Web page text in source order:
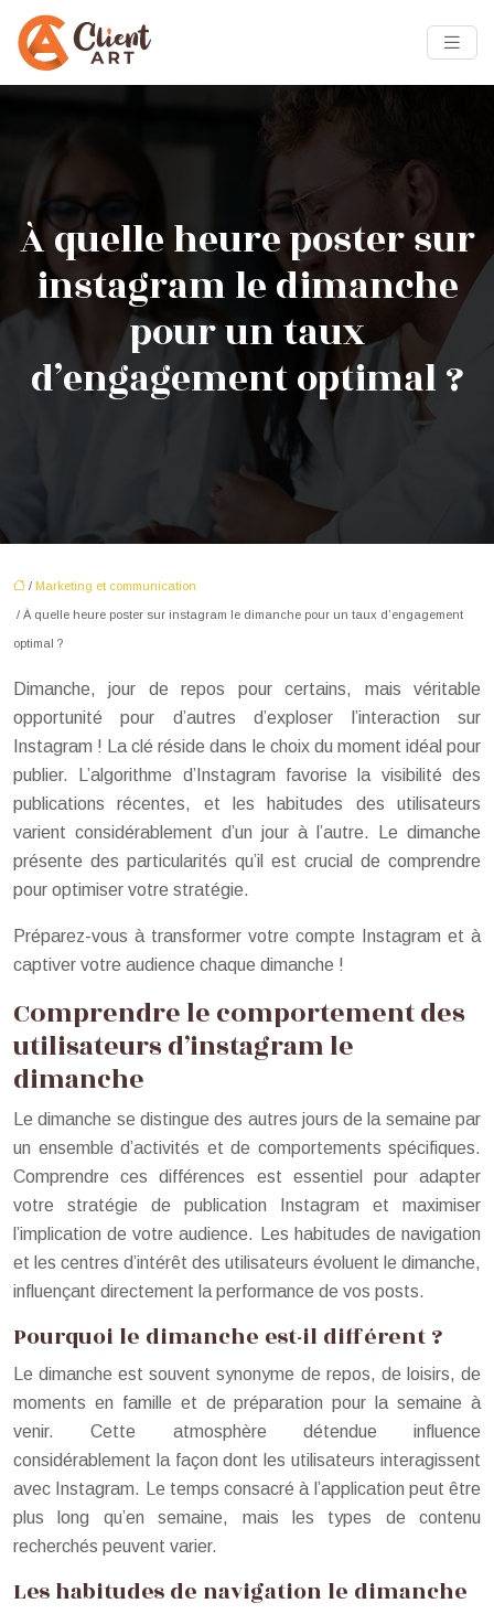
À quelle heure poster sur
instagram le dimanche
pour un taux
d’engagement optimal ?
/ Marketing et communication
/ À quelle heure poster sur instagram le dimanche pour un taux d’engagement
optimal ?
Dimanche, jour de repos pour certains, mais véritable
opportunité pour d’autres d’exploser l’interaction sur
Instagram ! La clé réside dans le choix du moment idéal pour
publier. L’algorithme d’Instagram favorise la visibilité des
publications récentes, et les habitudes des utilisateurs
varient considérablement d’un jour à l’autre. Le dimanche
présente des particularités qu’il est crucial de comprendre
pour optimiser votre stratégie.
Préparez-vous à transformer votre compte Instagram et à
captiver votre audience chaque dimanche !
Comprendre le comportement des
utilisateurs d’instagram le
dimanche
Le dimanche se distingue des autres jours de la semaine par
un ensemble d’activités et de comportements spécifiques.
Comprendre ces différences est essentiel pour adapter
votre stratégie de publication Instagram et maximiser
l’implication de votre audience. Les habitudes de navigation
et les centres d’intérêt des utilisateurs évoluent le dimanche,
influençant directement la performance de vos posts.
Pourquoi le dimanche est-il différent ?
Le dimanche est souvent synonyme de repos, de loisirs, de
moments en famille et de préparation pour la semaine à
venir. Cette atmosphère détendue influence
considérablement la façon dont les utilisateurs interagissent
avec Instagram. Le temps consacré à l’application peut être
plus long qu’en semaine, mais les types de contenu
recherchés peuvent varier.
Les habitudes de navigation le dimanche